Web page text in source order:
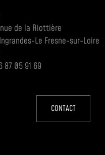
de la Riottière
Le Fresne-sur-Loire
87 05 91 69
CONTACT